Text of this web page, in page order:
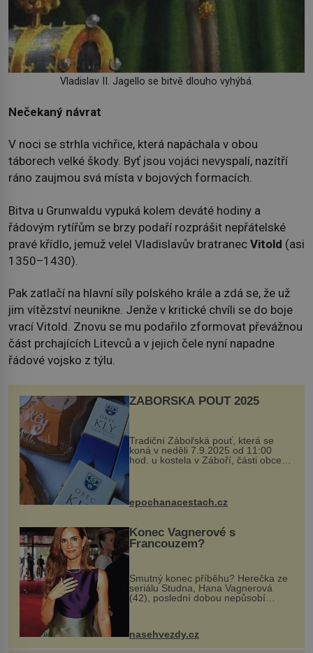
Vladislav II. Jagello se bitvě dlouho vyhýbá.
Nečekaný návrat
V noci se strhla vichřice, která napáchala v obou
táborech velké škody. Byť jsou vojáci nevyspalí, nazítří
ráno zaujmou svá místa v bojových formacích.
Bitva u Grunwaldu vypuká kolem deváté hodiny a
řádovým rytířům se brzy podaří rozprášit nepřátelské
pravé křídlo, jemuž velel Vladislavův bratranec Vitold (asi
1350–1430).
Pak zatlačí na hlavní síly polského krále a zdá se, že už
jim vítězství neunikne. Jenže v kritické chvíli se do boje
vrací Vitold. Znovu se mu podařilo zformovat převážnou
část prchajících Litevců a v jejich čele nyní napadne
řádové vojsko z týlu.
ZÁBOŘSKÁ POUŤ 2025
Tradiční Zábořská pouť, která se
koná v neděli 7.9.2025 od 11:00
hod. u kostela v Záboří, části obce
Kly u Mělníka. V programu naleznete
komentovanou prohlídku kostela,
epochanacestach.cz
Konec Vagnerové s
Francouzem?
Smutný konec příběhu? Herečka ze
seriálu Studna, Hana Vagnerová
(42), poslední dobou nepůsobí
nasehvezdy.cz